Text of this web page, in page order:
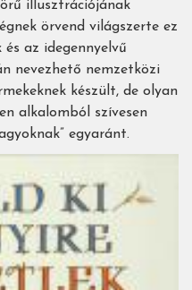
illusztrációjának
örvend világszerte ez
az idegennyelvű
nevezhető nemzetközi
készült, de olyan
alkalomból szívesen
egyaránt.